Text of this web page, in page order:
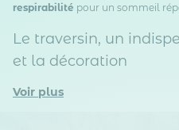
respirabilité pour un sommeil
Le traversin, un
et la décoration
Voir plus